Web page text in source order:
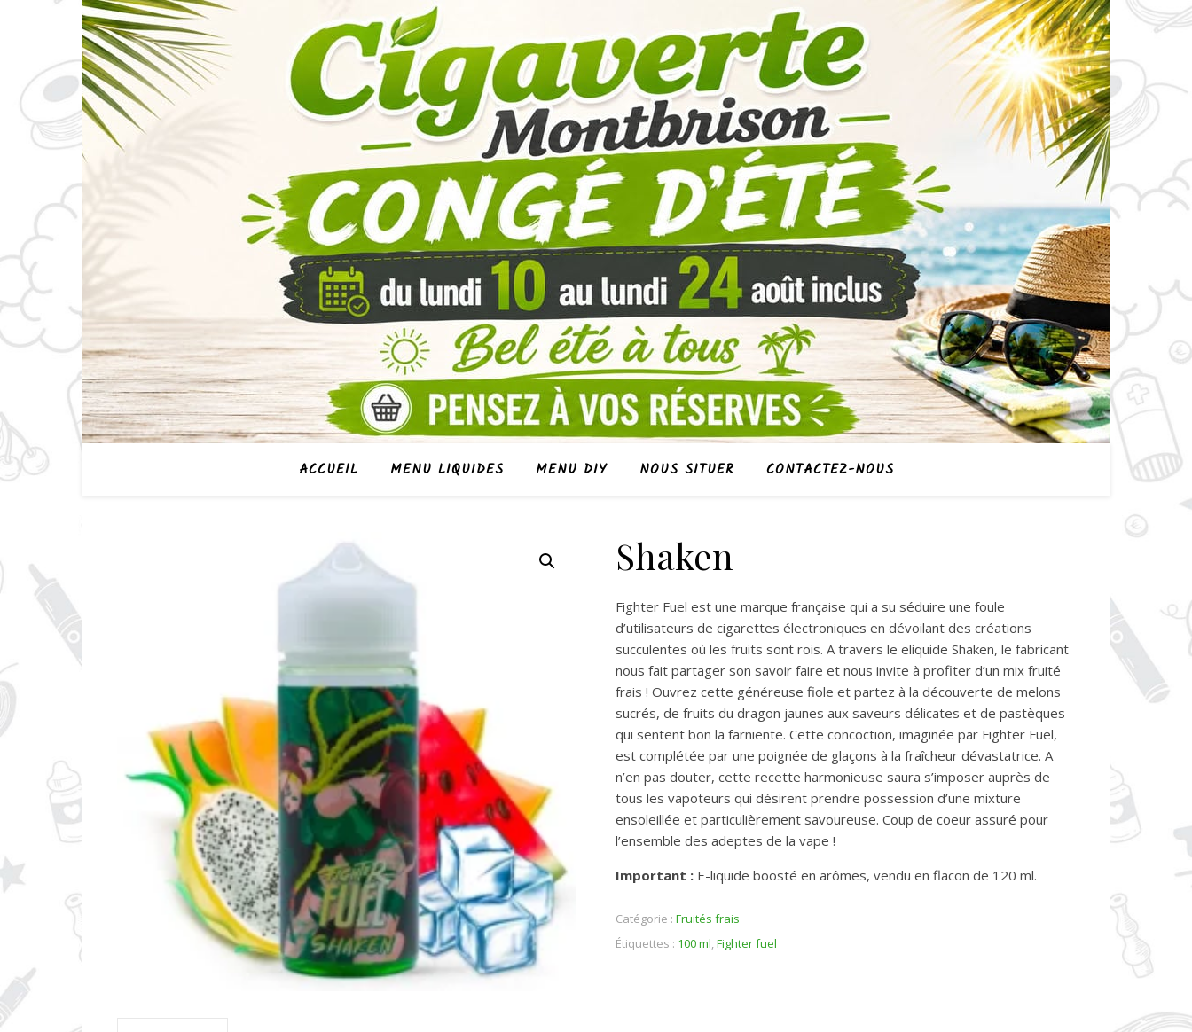
ACCUEIL MENU LIQUIDES MENU DIY NOUS SITUER CONTACTEZ-NOUS
Shaken
Fighter Fuel est une marque française qui a su séduire une foule
d’utilisateurs de cigarettes électroniques en dévoilant des créations
succulentes où les fruits sont rois. A travers le eliquide Shaken, le fabricant
nous fait partager son savoir faire et nous invite à profiter d’un mix fruité
frais ! Ouvrez cette généreuse fiole et partez à la découverte de melons
sucrés, de fruits du dragon jaunes aux saveurs délicates et de pastèques
qui sentent bon la farniente. Cette concoction, imaginée par Fighter Fuel,
est complétée par une poignée de glaçons à la fraîcheur dévastatrice. A
n’en pas douter, cette recette harmonieuse saura s’imposer auprès de
tous les vapoteurs qui désirent prendre possession d’une mixture
ensoleillée et particulièrement savoureuse. Coup de coeur assuré pour
l’ensemble des adeptes de la vape !
Important :E-liquide boosté en arômes, vendu en flacon de 120 ml.
Catégorie : Fruités frais
Étiquettes : 100 ml,Fighter fuel